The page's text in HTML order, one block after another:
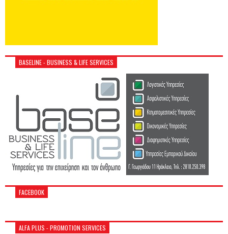
BASELINE - BUSINESS & LIFE SERVICES
FACEBOOK
ALFA PLUS - PROMOTION SERVICES